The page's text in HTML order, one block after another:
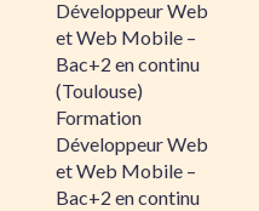
Développeur Web
et Web Mobile –
Bac+2 en continu
(Toulouse)
Formation
Développeur Web
et Web Mobile –
Bac+2 en continu